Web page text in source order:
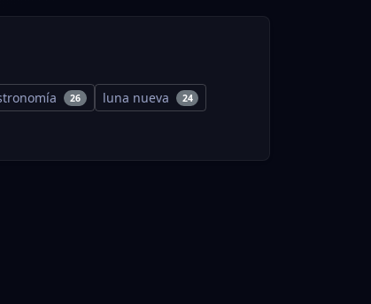
26 luna nueva 24